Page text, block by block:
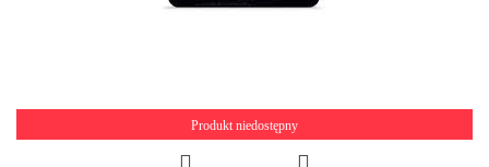
Produkt niedostępny